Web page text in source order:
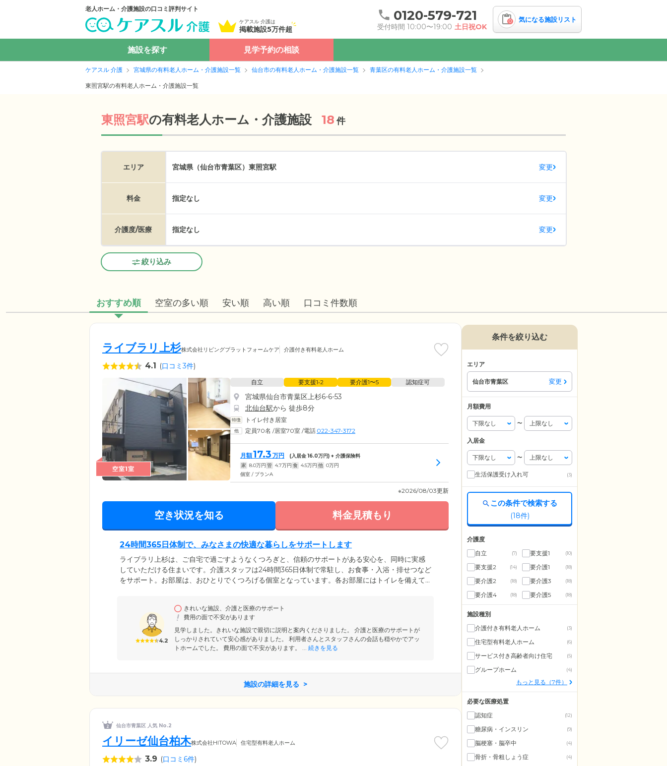
老人ホーム・介護施設の口コミ評判サイト
ケアスル 介護は
掲載施設5万件超
0120-579-721
受付時間 10:00〜19:00 土日祝OK
0 気になる施設リスト
施設を探す 見学予約の相談
ケアスル 介護 宮城県の有料老人ホーム・介護施設一覧 仙台市の有料老人ホーム・介護施設一覧 青葉区の有料老人ホーム・介護施設一覧
東照宮駅の有料老人ホーム・介護施設一覧
東照宮駅の有料老人ホーム・介護施設 18 件
エリア 宮城県（仙台市青葉区） 東照宮駅 変更
料金 指定なし 変更
介護度/医療 指定なし 変更
絞り込み
おすすめ順 空室の多い順 安い順 高い順 口コミ件数順
ライブラリ上杉株式会社リビングプラットフォームケア 介護付き有料老人ホーム
4.1 (口コミ3件)
空室1室
自立 要支援1•2 要介護1〜5 認知症可
宮城県仙台市青葉区上杉6-6-53
北仙台駅から 徒歩8分
トイレ付き居室
定員70名 /居室70室 /電話 022-347-3172
月額17.3 万円 (入居金16.0万円) + 介護保険料
家 8.0万円 管 4.7万円 食 4.5万円 他 0万円
個室 / プランA
※2026/08/03更新
空き状況を知る 料金見積もり
24時間365日体制で、みなさまの快適な暮らしをサポートします
ライブラリ上杉は、ご自宅で過ごすようなくつろぎと、信頼のサポートがある安心を、同時に実感
していただける住まいです。介護スタッフは24時間365日体制で常駐し、お食事・入浴・排せつなど
をサポート。お部屋は、おひとりでくつろげる個室となっています。各お部屋にはトイレを備えて
ムでは介護を必要とするみなさまが少しでも家計の負担なくご入居いただけるよう、入居金は無料
となっています。
4.2
きれいな施設、介護と医療のサポート
費用の面で不安があります
見学しました。きれいな施設で親切に説明と案内くださりました。 介護と医療のサポートが
しっかりされていて安心感がありました。 利用者さんとスタッフさんの会話も穏やかでアッ
トホームでした。 費用の面で不安があります。 ...
続きを見る
施設の詳細を見る
仙台市青葉区 人気 No.2
イリーゼ仙台柏木株式会社HITOWA 住宅型有料老人ホーム
3.9 (口コミ6件)
条件を絞り込む
エリア
仙台市青葉区 変更
月額費用
〜
入居金
〜
生活保護受け入れ可 (3)
この条件で検索する
(18件)
介護度
自立
(7) 要支援1 (10)
要支援2 (14) 要介護1 (18)
要介護2 (18) 要介護3 (18)
要介護4 (18) 要介護5 (18)
施設種別
介護付き有料老人ホーム
(3)
住宅型有料老人ホーム (6)
サービス付き高齢者向け住宅 (5)
グループホーム (4)
もっと見る（7件）
必要な医療処置
認知症
(12)
糖尿病・インスリン (9)
脳梗塞・脳卒中 (4)
骨折・骨粗しょう症 (4)